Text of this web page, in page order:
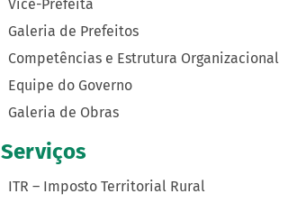
Vice-Prefeita
Galeria de Prefeitos
Competências e Estrutura Organizacional
Equipe do Governo
Galeria de Obras
Serviços
ITR – Imposto Territorial Rural